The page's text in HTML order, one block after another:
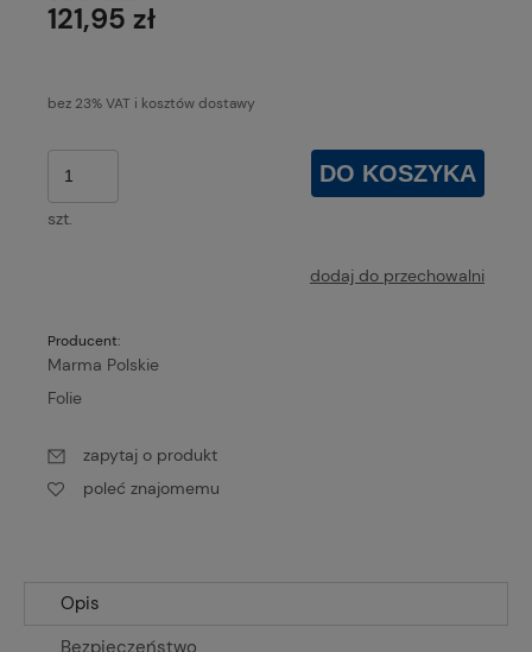
121,95 zł
bez 23% VAT i kosztów dostawy
szt.
DO KOSZYKA
dodaj do przechowalni
Producent:
Marma Polskie
Folie
zapytaj o produkt
poleć znajomemu
Opis